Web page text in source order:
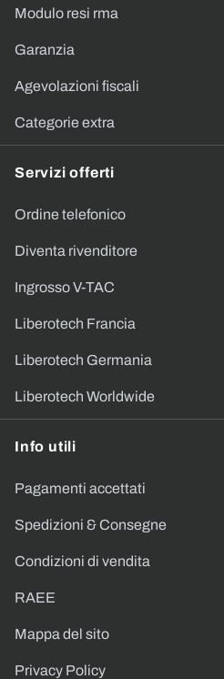
Modulo resi rma
Garanzia
Agevolazioni fiscali
Categorie extra
Servizi offerti
Ordine telefonico
Diventa rivenditore
Ingrosso V-TAC
Liberotech Francia
Liberotech Germania
Liberotech Worldwide
Info utili
Pagamenti accettati
Spedizioni & Consegne
Condizioni di vendita
RAEE
Mappa del sito
Privacy Policy